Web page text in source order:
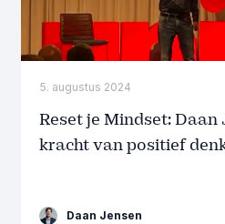
5. augustus 2024
Reset je Mindset: Daan
kracht van positief
Daan Jensen